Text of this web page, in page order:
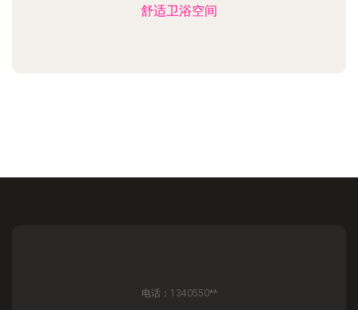
舒适卫浴空间
电话：1340550**